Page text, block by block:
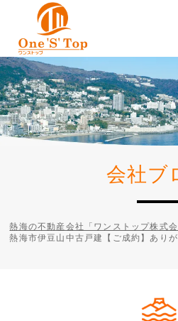
会社ブ
熱海の不動産会社「ワンストップ株式
熱海市伊豆山中古戸建【ご成約】あり